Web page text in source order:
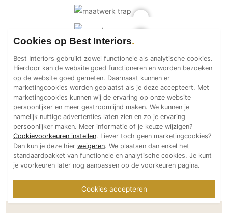
Thuisbioscoop
Domotica
Mirror TV
Fitnessapparatuur
Wifi
Overig
Aannemers Interieur
Akoestiek
Binnenzwembaden
Wijnkelder en wijnkasten
Cookies op Best Interiors
Best Interiors gebruikt zowel functionele als analytische cookies.
Hierdoor kan de website goed functioneren en worden bezoeken
op de website goed gemeten. Daarnaast kunnen er
marketingcookies worden geplaatst als je deze accepteert. Met
marketingcookies kunnen wij de ervaring op onze website
persoonlijker en meer gestroomlijnd maken. We kunnen je
namelijk nuttige advertenties laten zien en zo je ervaring
persoonlijker maken. Meer informatie of je keuze wijzigen?
Cookievoorkeuren instellen. Liever toch geen marketingcookies?
Dan kun je deze hier weigeren. We plaatsen dan enkel het
standaardpakket van functionele en analytische cookies. Je kunt
je voorkeuren later nog aanpassen op de voorkeuren pagina.
Cookies accepteren